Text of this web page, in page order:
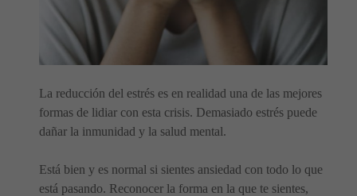
La reducción del estrés es en realidad una de las mejores
formas de lidiar con esta crisis. Demasiado estrés puede
dañar la inmunidad y la salud mental.
Está bien y es normal si sientes ansiedad con todo lo que
está pasando. Reconocer la forma en la que te sientes,